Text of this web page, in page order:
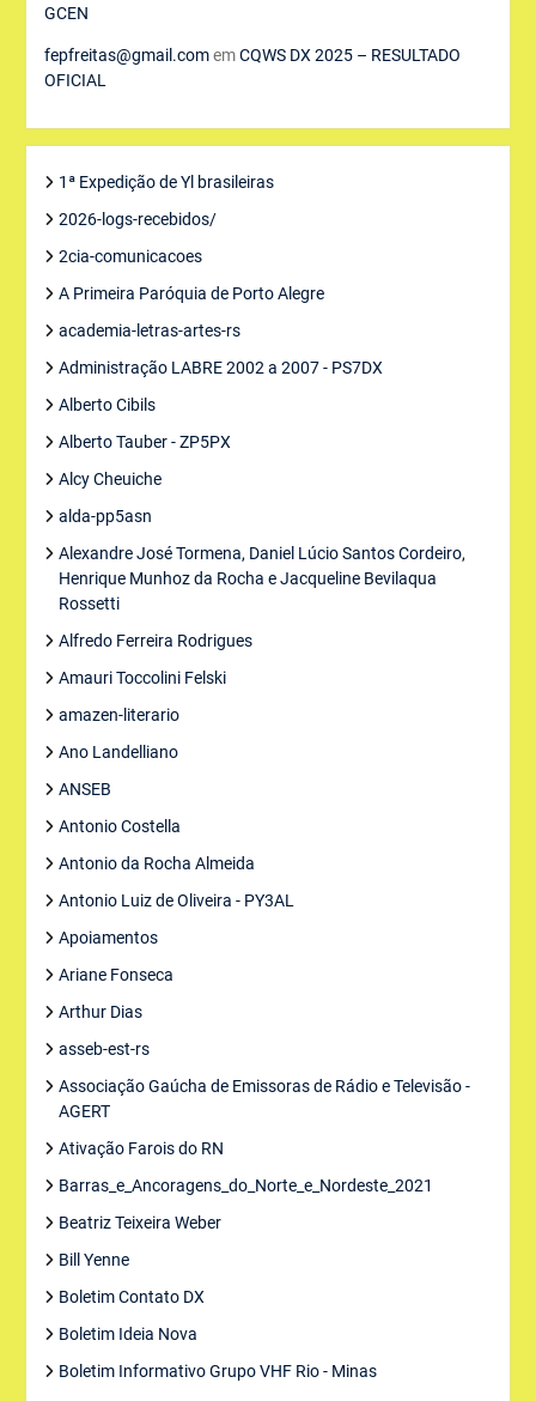
GCEN
fepfreitas@gmail.comemCQWS DX 2025 – RESULTADO
OFICIAL
1ª Expedição de Yl brasileiras
2026-logs-recebidos/
2cia-comunicacoes
A Primeira Paróquia de Porto Alegre
academia-letras-artes-rs
Administração LABRE 2002 a 2007 - PS7DX
Alberto Cibils
Alberto Tauber - ZP5PX
Alcy Cheuiche
alda-pp5asn
Alexandre José Tormena, Daniel Lúcio Santos Cordeiro,
Henrique Munhoz da Rocha e Jacqueline Bevilaqua
Rossetti
Alfredo Ferreira Rodrigues
Amauri Toccolini Felski
amazen-literario
Ano Landelliano
ANSEB
Antonio Costella
Antonio da Rocha Almeida
Antonio Luiz de Oliveira - PY3AL
Apoiamentos
Ariane Fonseca
Arthur Dias
asseb-est-rs
Associação Gaúcha de Emissoras de Rádio e Televisão -
AGERT
Ativação Farois do RN
Barras_e_Ancoragens_do_Norte_e_Nordeste_2021
Beatriz Teixeira Weber
Bill Yenne
Boletim Contato DX
Boletim Ideia Nova
Boletim Informativo Grupo VHF Rio - Minas